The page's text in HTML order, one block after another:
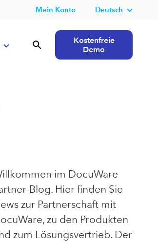
Mein Konto Deutsch
Kostenfreie
Demo
im DocuWare
Blog. Hier finden Sie
zur Partnerschaft mit
zu den Produkten
zum Lösungsvertrieb. Der